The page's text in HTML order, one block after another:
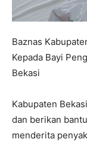
Baznas
Kepada Bayi
Bekasi
Kabupaten
dan berikan
menderita